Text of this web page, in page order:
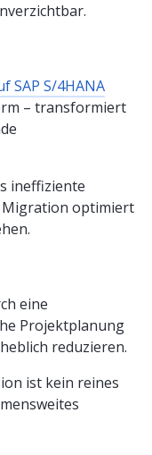
SAP S/4HANA
– transformiert
ineffiziente
Migration optimiert
eine
Projektplanung
reduzieren.
ist kein reines